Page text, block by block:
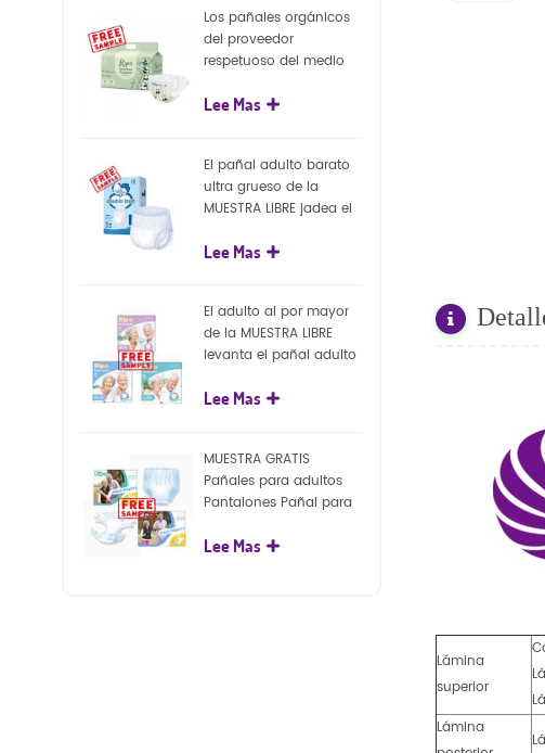
Lámina
superior
Lámina
Los pañales orgánicos
del proveedor
respetuoso del medio
llegada venden al por
de la naturaleza
Lee Mas
El pañal adulto barato
ultra grueso de la
MUESTRA LIBRE jadea el
para el adulto
Lee Mas
El adulto al por mayor
de la MUESTRA LIBRE
levanta el pañal adulto
pantalones del pañal
Lee Mas
MUESTRA GRATIS
Pañales para adultos
Pantalones Pañal para
para adultos
Lee Mas